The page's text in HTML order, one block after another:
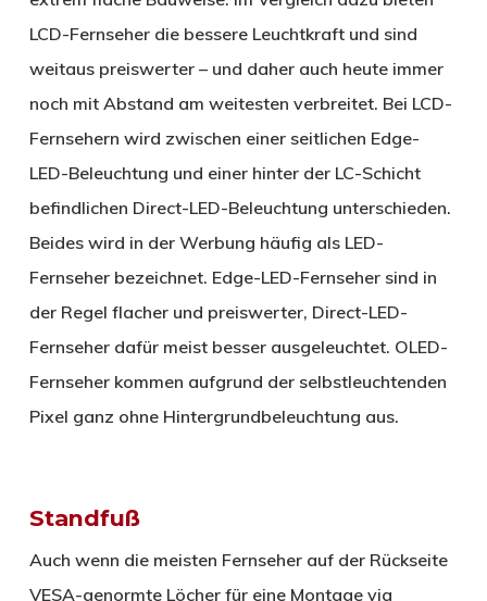
LCD-Fernseher die bessere Leuchtkraft und sind
weitaus preiswerter – und daher auch heute immer
noch mit Abstand am weitesten verbreitet. Bei LCD-
Fernsehern wird zwischen einer seitlichen Edge-
LED-Beleuchtung und einer hinter der LC-Schicht
befindlichen Direct-LED-Beleuchtung unterschieden.
Beides wird in der Werbung häufig als LED-
Fernseher bezeichnet. Edge-LED-Fernseher sind in
der Regel flacher und preiswerter, Direct-LED-
Fernseher dafür meist besser ausgeleuchtet. OLED-
Fernseher kommen aufgrund der selbstleuchtenden
Pixel ganz ohne Hintergrundbeleuchtung aus.
Standfuß
Auch wenn die meisten Fernseher auf der Rückseite
VESA-genormte Löcher für eine Montage via